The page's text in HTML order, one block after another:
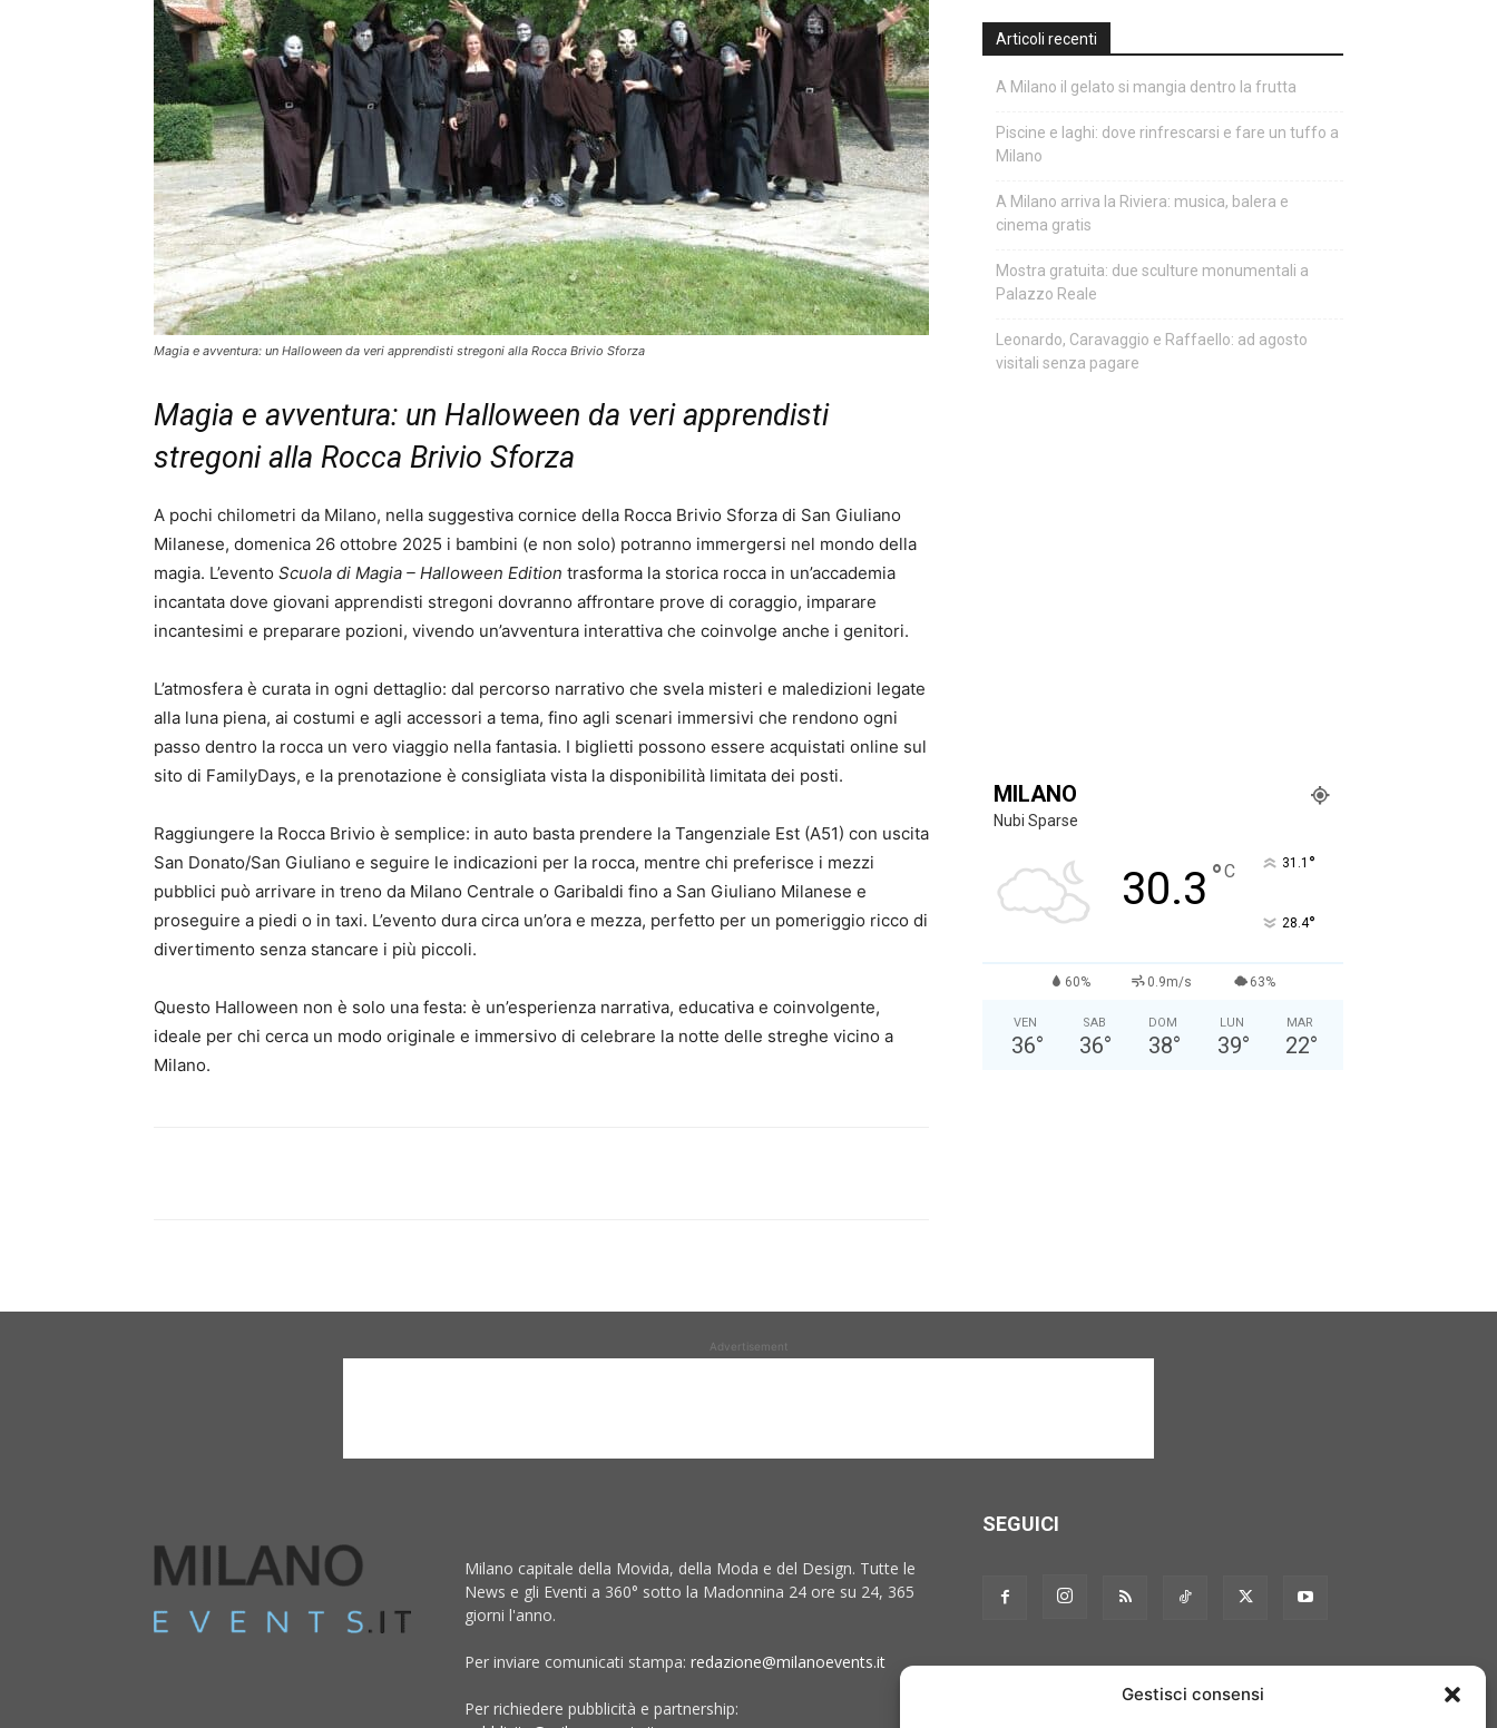
Gestisci consensi
Magia e avventura: un Halloween da veri apprendisti stregoni alla Rocca Brivio Sforza
Magia e avventura: un Halloween da veri apprendisti
stregoni alla Rocca Brivio Sforza
A pochi chilometri da Milano, nella suggestiva cornice della Rocca Brivio Sforza di San Giuliano
Milanese, domenica 26 ottobre 2025 i bambini (e non solo) potranno immergersi nel mondo della
magia. L’evento Scuola di Magia – Halloween Edition trasforma la storica rocca in un’accademia
incantata dove giovani apprendisti stregoni dovranno affrontare prove di coraggio, imparare
incantesimi e preparare pozioni, vivendo un’avventura interattiva che coinvolge anche i genitori.
L’atmosfera è curata in ogni dettaglio: dal percorso narrativo che svela misteri e maledizioni legate
alla luna piena, ai costumi e agli accessori a tema, fino agli scenari immersivi che rendono ogni
passo dentro la rocca un vero viaggio nella fantasia. I biglietti possono essere acquistati online sul
sito di FamilyDays, e la prenotazione è consigliata vista la disponibilità limitata dei posti.
Raggiungere la Rocca Brivio è semplice: in auto basta prendere la Tangenziale Est (A51) con uscita
San Donato/San Giuliano e seguire le indicazioni per la rocca, mentre chi preferisce i mezzi
pubblici può arrivare in treno da Milano Centrale o Garibaldi fino a San Giuliano Milanese e
proseguire a piedi o in taxi. L’evento dura circa un’ora e mezza, perfetto per un pomeriggio ricco di
divertimento senza stancare i più piccoli.
Questo Halloween non è solo una festa: è un’esperienza narrativa, educativa e coinvolgente,
ideale per chi cerca un modo originale e immersivo di celebrare la notte delle streghe vicino a
Milano.
Articoli recenti
A Milano il gelato si mangia dentro la frutta
Piscine e laghi: dove rinfrescarsi e fare un tuffo a
Milano
A Milano arriva la Riviera: musica, balera e
cinema gratis
Mostra gratuita: due sculture monumentali a
Palazzo Reale
Leonardo, Caravaggio e Raffaello: ad agosto
visitali senza pagare
MILANO
Nubi Sparse
30.3 °C 31.1 °
28.4°
60% 0.9m/s 63%
VEN
36°
SAB
36°
DOM
38°
LUN
39°
MAR
22°
Advertisement
Milano capitale della Movida, della Moda e del Design. Tutte le
News e gli Eventi a 360° sotto la Madonnina 24 ore su 24, 365
giorni l'anno.
Per inviare comunicati stampa: redazione@milanoevents.it
Per richiedere pubblicità e partnership:
SEGUICI